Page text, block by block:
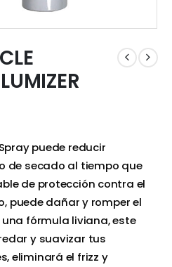
puede reducir
de secado al tiempo que
de protección contra el
puede dañar y romper el
fórmula liviana, este
y suavizar tus
eliminará el frizz y